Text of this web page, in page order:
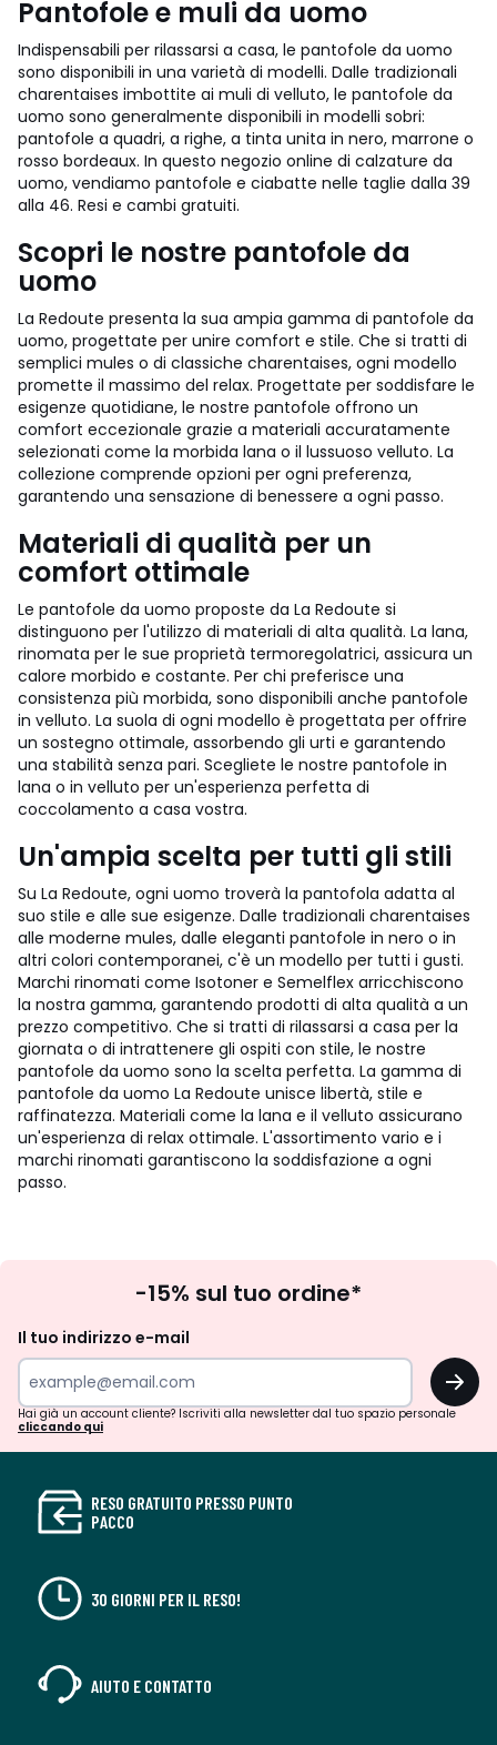
Pantofole e muli da uomo
Indispensabili per rilassarsi a casa, le pantofole da uomo
sono disponibili in una varietà di modelli. Dalle tradizionali
charentaises imbottite ai muli di velluto, le pantofole da
uomo sono generalmente disponibili in modelli sobri:
pantofole a quadri, a righe, a tinta unita in nero, marrone o
rosso bordeaux. In questo negozio online di calzature da
uomo, vendiamo pantofole e ciabatte nelle taglie dalla 39
alla 46. Resi e cambi gratuiti.
Scopri le nostre pantofole da
uomo
La Redoute presenta la sua ampia gamma di pantofole da
uomo, progettate per unire comfort e stile. Che si tratti di
semplici mules o di classiche charentaises, ogni modello
promette il massimo del relax. Progettate per soddisfare le
esigenze quotidiane, le nostre pantofole offrono un
comfort eccezionale grazie a materiali accuratamente
selezionati come la morbida lana o il lussuoso velluto. La
collezione comprende opzioni per ogni preferenza,
garantendo una sensazione di benessere a ogni passo.
Materiali di qualità per un
comfort ottimale
Le pantofole da uomo proposte da La Redoute si
distinguono per l'utilizzo di materiali di alta qualità. La lana,
rinomata per le sue proprietà termoregolatrici, assicura un
calore morbido e costante. Per chi preferisce una
consistenza più morbida, sono disponibili anche pantofole
in velluto. La suola di ogni modello è progettata per offrire
un sostegno ottimale, assorbendo gli urti e garantendo
una stabilità senza pari. Scegliete le nostre pantofole in
lana o in velluto per un'esperienza perfetta di
coccolamento a casa vostra.
Un'ampia scelta per tutti gli stili
Su La Redoute, ogni uomo troverà la pantofola adatta al
suo stile e alle sue esigenze. Dalle tradizionali charentaises
alle moderne mules, dalle eleganti pantofole in nero o in
altri colori contemporanei, c'è un modello per tutti i gusti.
Marchi rinomati come Isotoner e Semelflex arricchiscono
la nostra gamma, garantendo prodotti di alta qualità a un
prezzo competitivo. Che si tratti di rilassarsi a casa per la
giornata o di intrattenere gli ospiti con stile, le nostre
pantofole da uomo sono la scelta perfetta. La gamma di
pantofole da uomo La Redoute unisce libertà, stile e
raffinatezza. Materiali come la lana e il velluto assicurano
un'esperienza di relax ottimale. L'assortimento vario e i
marchi rinomati garantiscono la soddisfazione a ogni
passo.
newsletter
-15% sul tuo ordine*
Il tuo indirizzo e-mail
OK
Hai già un account cliente? Iscriviti alla newsletter dal tuo spazio personale
cliccando qui
RESO GRATUITO PRESSO PUNTO
PACCO
30 GIORNI PER IL RESO!
AIUTO E CONTATTO